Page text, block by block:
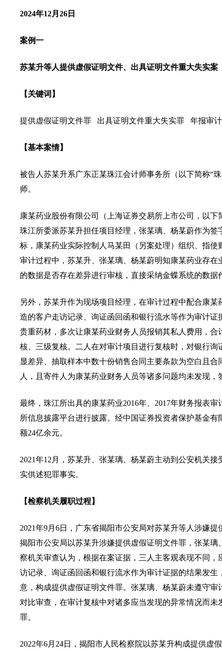
2024年12月26日
案例一
苏某升等人提供虚假证明文件、出具证明文件重大失实案
【关键词】
提供虚假证明文件罪 出具证明文件重大失实罪 年报审
【基本案情】
被告人苏某升系广东正某珠江会计师事务所（以下简称“
师。
康某药业股份有限公司（上海证券交易所上市公司，以
珠江所委派苏某升担任项目经理，张某璃、杨某蔚作为签
标，康某药业实际控制人马某田（另案处理）组织、指
审计过程中，苏某升、张某璃、杨某蔚明知康某药业存
的数据是否存在差异进行审核，直接采纳金蝶系统的数据
另外，苏某升作为现场项目经理，在审计过程中配合康
造的客户走访记录、询证函回函和银行流水等作为审计
贵重药材，多次让康某药业财务人员报销其私人费用，
核、三级复核。二人在对审计项目进行复核时，对银行
显差异、抽取样本中数十份销售合同主要条款为空白且
人，且寄件人为康某药业财务人员等诸多问题均未发现
最终，珠江所出具的康某药业2016年、2017年财务报表
所信息披露平台进行披露。经中国证券投资者保护基金
额24亿余元。
2021年12月，苏某升、张某璃、杨某蔚主动到公安机关
实供述犯罪事实。
【检察机关履职过程】
2021年9月6日，广东省揭阳市公安局对苏某升等人涉嫌
揭阳市公安局以苏某升涉嫌提供虚假证明文件罪，张某
察机关审查认为，根据在案证据，三人主客观表现不同
访记录、询证函回函和银行流水作为审计证据的结果发
意，构成提供虚假证明文件罪。张某璃、杨某蔚未遵守
对比审查，在审计复核中对诸多应当发现的异常情况而
罪。
2022年6月24日，揭阳市人民检察院以苏某升构成提供